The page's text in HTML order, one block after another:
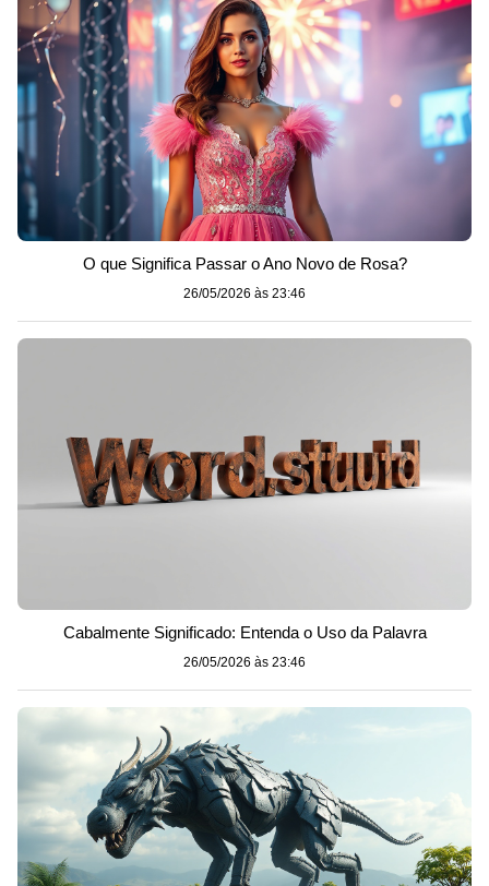
O que Significa Passar o Ano Novo de Rosa?
26/05/2026 às 23:46
Cabalmente Significado: Entenda o Uso da Palavra
26/05/2026 às 23:46